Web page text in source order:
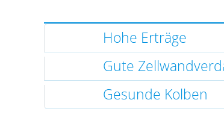
Hohe Erträge
Gute
Gesunde Kolben